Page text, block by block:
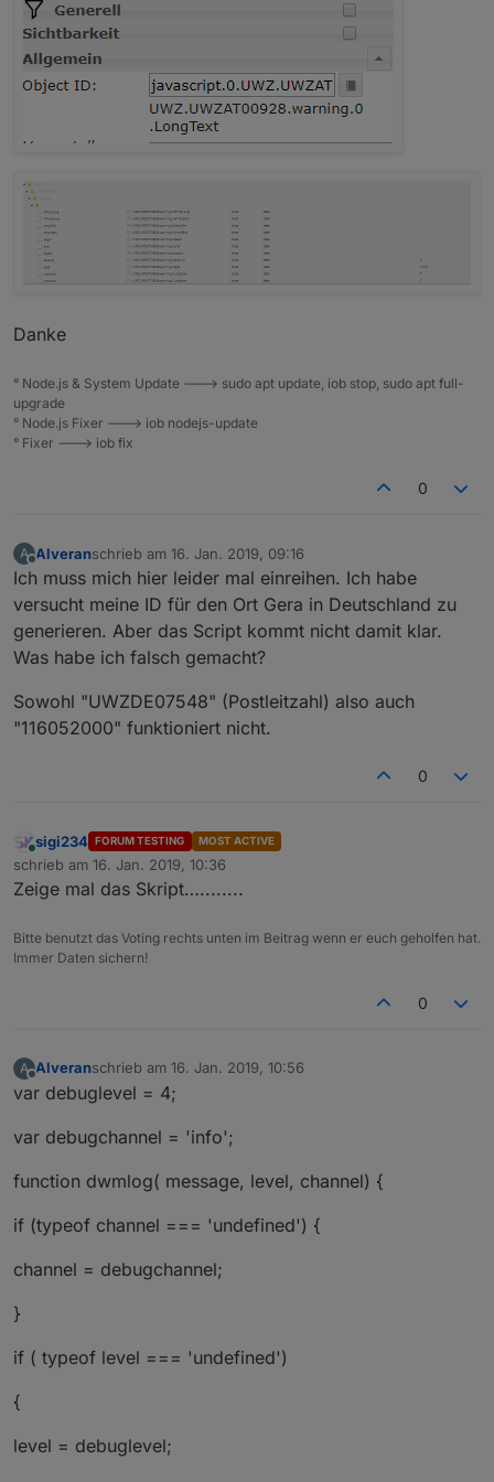
Danke
° Node.js & System Update ---> sudo apt update, iob stop, sudo apt full-
upgrade
° Node.js Fixer ---> iob nodejs-update
° Fixer ---> iob fix
0
A Alveranschrieb am 16. Jan. 2019, 09:16
zuletzt editiert von
Ich muss mich hier leider mal einreihen. Ich habe
versucht meine ID für den Ort Gera in Deutschland zu
generieren. Aber das Script kommt nicht damit klar.
Was habe ich falsch gemacht?
Sowohl "UWZDE07548" (Postleitzahl) also auch
"116052000" funktioniert nicht.
0
Online
sigi234 FORUM TESTING MOST ACTIVE
schrieb am 16. Jan. 2019, 10:36
zuletzt editiert von
Zeige mal das Skript…........
Bitte benutzt das Voting rechts unten im Beitrag wenn er euch geholfen hat.
Immer Daten sichern!
0
A
Offline
Alveranschrieb am 16. Jan. 2019, 10:56
zuletzt editiert von
var debuglevel = 4;
var debugchannel = 'info';
function dwmlog( message, level, channel) {
if (typeof channel === 'undefined') {
channel = debugchannel;
}
if ( typeof level === 'undefined')
{
level = debuglevel;